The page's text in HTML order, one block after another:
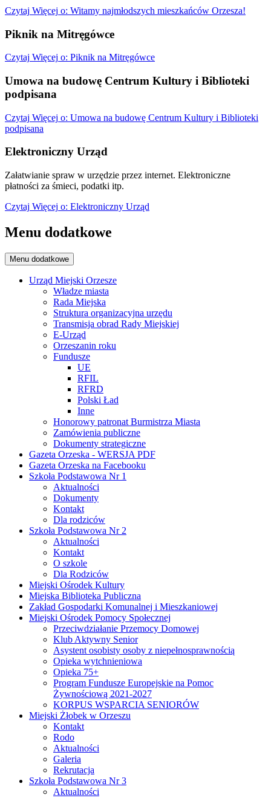
Czytaj Więcej o: Witamy najmłodszych mieszkańców Orzesza!
Piknik na Mitręgówce
Czytaj Więcej o: Piknik na Mitręgówce
Umowa na budowę Centrum Kultury i Biblioteki
podpisana
Czytaj Więcej o: Umowa na budowę Centrum Kultury i Biblioteki
podpisana
Elektroniczny Urząd
Załatwianie spraw w urzędzie przez internet. Elektroniczne
płatności za śmieci, podatki itp.
Czytaj Więcej o: Elektroniczny Urząd
Menu dodatkowe
Menu dodatkowe
Urząd Miejski Orzesze
Władze miasta
Rada Miejska
Struktura organizacyjna urzędu
Transmisja obrad Rady Miejskiej
E-Urząd
Orzeszanin roku
Fundusze
UE
RFIL
RFRD
Polski Ład
Inne
Honorowy patronat Burmistrza Miasta
Zamówienia publiczne
Dokumenty strategiczne
Gazeta Orzeska - WERSJA PDF
Gazeta Orzeska na Facebooku
Szkoła Podstawowa Nr 1
Aktualności
Dokumenty
Kontakt
Dla rodziców
Szkoła Podstawowa Nr 2
Aktualności
Kontakt
O szkole
Dla Rodziców
Miejski Ośrodek Kultury
Miejska Biblioteka Publiczna
Zakład Gospodarki Komunalnej i Mieszkaniowej
Miejski Ośrodek Pomocy Społecznej
Przeciwdziałanie Przemocy Domowej
Klub Aktywny Senior
Asystent osobisty osoby z niepełnosprawnością
Opieka wytchnieniowa
Opieka 75+
Program Fundusze Europejskie na Pomoc
Żywnościową 2021-2027
KORPUS WSPARCIA SENIORÓW
Miejski Żłobek w Orzeszu
Kontakt
Rodo
Aktualności
Galeria
Rekrutacja
Szkoła Podstawowa Nr 3
Aktualności